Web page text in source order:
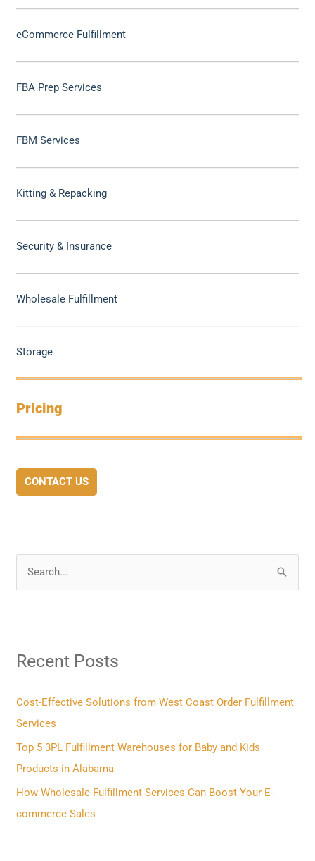
eCommerce Fulfillment
FBA Prep Services
FBM Services
Kitting & Repacking
Security & Insurance
Wholesale Fulfillment
Storage
Pricing
CONTACT US
c
f
o
r
:
Recent Posts
Cost-Effective Solutions from West Coast Order Fulfillment
Services
Top 5 3PL Fulfillment Warehouses for Baby and Kids
Products in Alabama
How Wholesale Fulfillment Services Can Boost Your E-
commerce Sales